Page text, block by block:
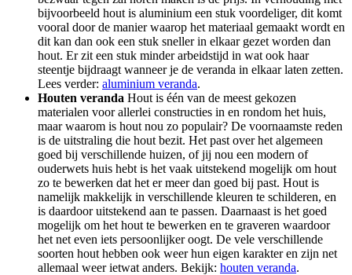
bijvoorbeeld hout is aluminium een stuk voordeliger, dit komt
vooral door de manier waarop het materiaal gemaakt wordt en
dit kan dan ook een stuk sneller in elkaar gezet worden dan
hout. Er zit een stuk minder arbeidstijd in wat ook haar
steentje bijdraagt wanneer je de veranda in elkaar laten zetten.
Lees verder: aluminium veranda.
Houten veranda Hout is één van de meest gekozen
materialen voor allerlei constructies in en rondom het huis,
maar waarom is hout nou zo populair? De voornaamste reden
is de uitstraling die hout bezit. Het past over het algemeen
goed bij verschillende huizen, of jij nou een modern of
ouderwets huis hebt is het vaak uitstekend mogelijk om hout
zo te bewerken dat het er meer dan goed bij past. Hout is
namelijk makkelijk in verschillende kleuren te schilderen, en
is daardoor uitstekend aan te passen. Daarnaast is het goed
mogelijk om het hout te bewerken en te graveren waardoor
het net even iets persoonlijker oogt. De vele verschillende
soorten hout hebben ook weer hun eigen karakter en zijn net
allemaal weer ietwat anders. Bekijk: houten veranda.